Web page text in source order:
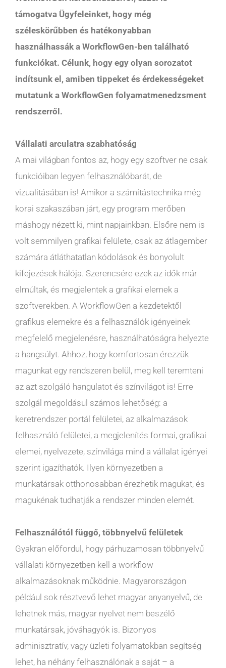
támogatva Ügyfeleinket, hogy még
széleskörűbben és hatékonyabban
használhassák a WorkflowGen-ben található
funkciókat. Célunk, hogy egy olyan sorozatot
indítsunk el, amiben tippeket és érdekességeket
mutatunk a WorkflowGen folyamatmenedzsment
rendszerről.
Vállalati arculatra szabhatóság
A mai világban fontos az, hogy egy szoftver ne csak
funkcióiban legyen felhasználóbarát, de
vizualitásában is! Amikor a számítástechnika még
korai szakaszában járt, egy program merőben
máshogy nézett ki, mint napjainkban. Elsőre nem is
volt semmilyen grafikai felülete, csak az átlagember
számára átláthatatlan kódolások és bonyolult
kifejezések hálója. Szerencsére ezek az idők már
elmúltak, és megjelentek a grafikai elemek a
szoftverekben. A WorkflowGen a kezdetektől
grafikus elemekre és a felhasználók igényeinek
megfelelő megjelenésre, használhatóságra helyezte
a hangsúlyt. Ahhoz, hogy komfortosan érezzük
magunkat egy rendszeren belül, meg kell teremteni
az azt szolgáló hangulatot és színvilágot is! Erre
szolgál megoldásul számos lehetőség: a
keretrendszer portál felületei, az alkalmazások
felhasználó felületei, a megjelenítés formai, grafikai
elemei, nyelvezete, színvilága mind a vállalat igényei
szerint igazíthatók. Ilyen környezetben a
munkatársak otthonosabban érezhetik magukat, és
magukénak tudhatják a rendszer minden elemét.
Felhasználótól függő, többnyelvű felületek
Gyakran előfordul, hogy párhuzamosan többnyelvű
vállalati környezetben kell a workflow
alkalmazásoknak működnie. Magyarországon
például sok résztvevő lehet magyar anyanyelvű, de
lehetnek más, magyar nyelvet nem beszélő
munkatársak, jóváhagyók is. Bizonyos
adminisztratív, vagy üzleti folyamatokban segítség
lehet, ha néhány felhasználónak a saját – a